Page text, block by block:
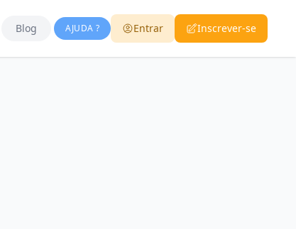
Blog AJUDA ? Entrar Inscrever-se